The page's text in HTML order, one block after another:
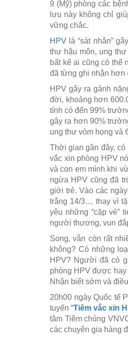
9 (Mỹ) phòng các
lưu này không chỉ
vững chắc.
HPV là “sát nhân”
thư hậu môn, ung
bất kể ai cũng có thể
đã từng ghi nhận hơn
HPV gây ra gánh
đời, khoảng hơn
tính có đến 99%
gây ra hơn 90%
ung thư vòm họng và
Thời gian gần đây,
vắc xin phòng HPV
và con em mình khi
ngừa HPV cũng đã
giới trẻ. Vào các
trắng 14/3… thay vì
yêu những “cặp vé”
người thương, vun
Song, vẫn còn rất
không? Có những
HPV? Người đã có
phòng HPV được hay
Nhận biết sớm và
20h00 ngày Quốc tế
tuyến “Tiêm vắc xin
tâm Tiêm chủng
các chuyên gia hàng